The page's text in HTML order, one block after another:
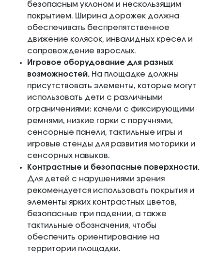
безопасным уклоном и нескользящим
покрытием. Ширина дорожек должна
обеспечивать беспрепятственное
движение колясок, инвалидных кресел и
сопровождение взрослых.
Игровое оборудование для разных
возможностей. На площадке должны
присутствовать элементы, которые могут
использовать дети с различными
ограничениями: качели с фиксирующими
ремнями, низкие горки с поручнями,
сенсорные панели, тактильные игры и
игровые стенды для развития моторики и
сенсорных навыков.
Контрастные и безопасные поверхности.
Для детей с нарушениями зрения
рекомендуется использовать покрытия и
элементы ярких контрастных цветов,
безопасные при падении, а также
тактильные обозначения, чтобы
обеспечить ориентирование на
территории площадки.